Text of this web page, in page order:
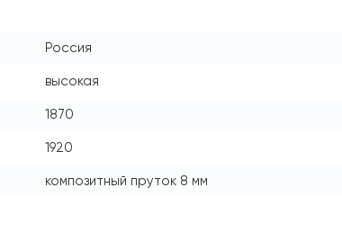
Россия
высокая
1870
1920
композитный пруток 8 мм